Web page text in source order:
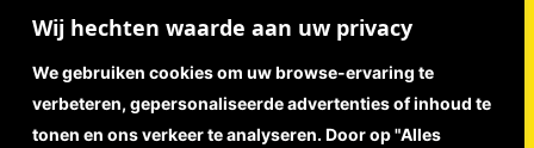
Wij hechten waarde aan uw privacy
We gebruiken cookies om uw browse-ervaring te
verbeteren, gepersonaliseerde advertenties of inhoud te
tonen en ons verkeer te analyseren. Door op "Alles
Gebaseerd op 59 beoordelingen